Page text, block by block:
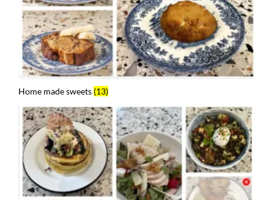
Home made sweets (13)